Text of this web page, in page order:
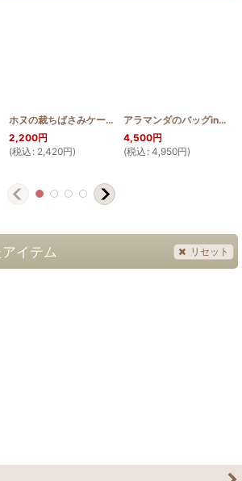
[
ホヌの裁ちばさみケース HQSCI_HONU]
2,200円
(税込 : 2,420円)
アラマンダのバッグinバッグ
4,500円
(税込 : 4,950円)
イテム リセット